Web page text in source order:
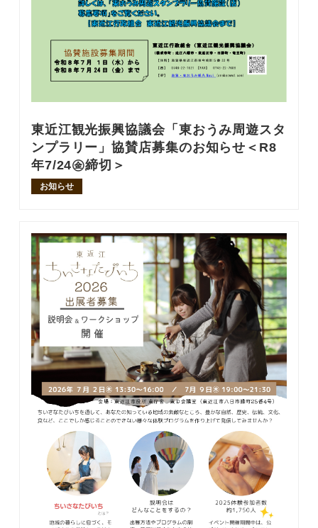
東近江観光振興協議会「東おうみ周遊スタ
ンプラリー」協賛店募集のお知らせ＜R8
年7/24㊎締切＞
お知らせ